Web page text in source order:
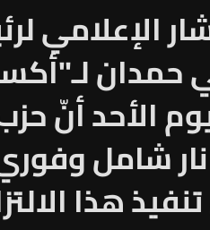
الإعلامي
حمدان
الأحد أنّ
شامل
هذا